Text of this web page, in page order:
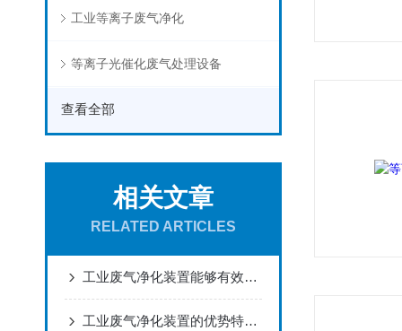
工业等离子废气净化
等离子光催化废气处理设备
查看全部
相关文章
RELATED ARTICLES
工业废气净化装置能够有效地去除废气中的污染物
工业废气净化装置的优势特点主要体现在以下几个方面